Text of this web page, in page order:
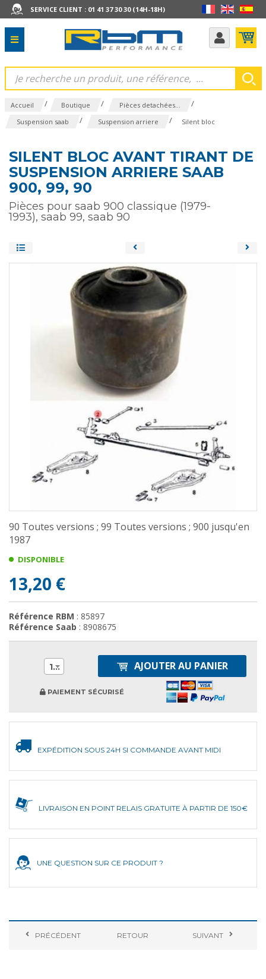
SERVICE CLIENT : 01 41 37 30 30 (14H-18H)
Accueil / Boutique / Pièces detachées... /
Suspension saab / Suspension arriere / Silent bloc
SILENT BLOC AVANT TIRANT DE
SUSPENSION ARRIERE SAAB
900, 99, 90
Pièces pour saab 900 classique (1979-
1993), saab 99, saab 90
90 Toutes versions ; 99 Toutes versions ; 900 jusqu'en
1987
DISPONIBLE
13,20 €
Référence RBM : 85897
Référence Saab : 8908675
1 AJOUTER AU PANIER
PAIEMENT SÉCURISÉ
EXPÉDITION SOUS 24H SI COMMANDE AVANT MIDI
LIVRAISON EN POINT RELAIS GRATUITE À PARTIR DE 150€
UNE QUESTION SUR CE PRODUIT ?
PRÉCÉDENT RETOUR SUIVANT